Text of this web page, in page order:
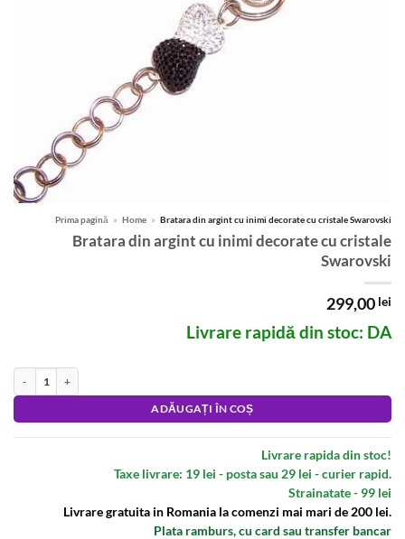
Prima pagină » Home » Bratara din argint cu inimi decorate cu cristale Swarovski
Bratara din argint cu inimi decorate cu cristale
Swarovski
299,00 lei
Livrare rapidă din stoc: DA
ADĂUGAȚI ÎN COȘ
Livrare rapida din stoc!
Taxe livrare: 19 lei - posta sau 29 lei - curier rapid.
Strainatate - 99 lei
Livrare gratuita in Romania la comenzi mai mari de 200 lei.
Plata ramburs, cu card sau transfer bancar